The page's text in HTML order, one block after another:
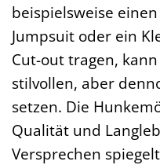
beispielsweise
Jumpsuit oder ein
Cut-out tragen,
stilvollen, aber
setzen. Die
Qualität und
Versprechen